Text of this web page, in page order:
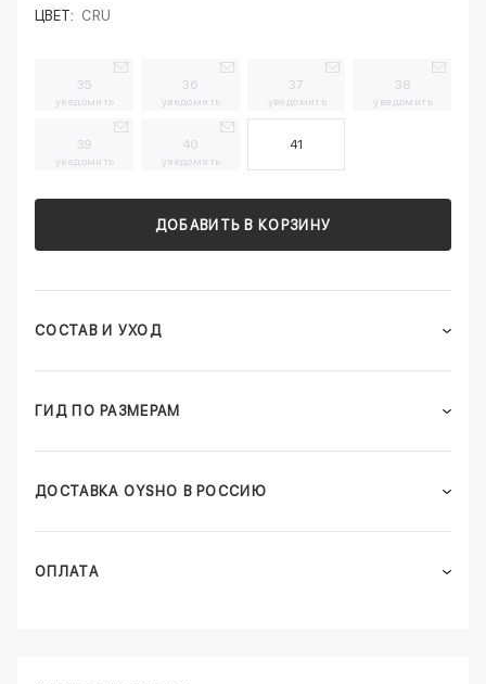
ЦВЕТ: CRU
35
уведомить
36
уведомить
37
уведомить
38
уведомить
39
уведомить
40
уведомить
41
ДОБАВИТЬ В КОРЗИНУ
СОСТАВ И УХОД
ГИД ПО РАЗМЕРАМ
ДОСТАВКА OYSHO В РОССИЮ
ОПЛАТА